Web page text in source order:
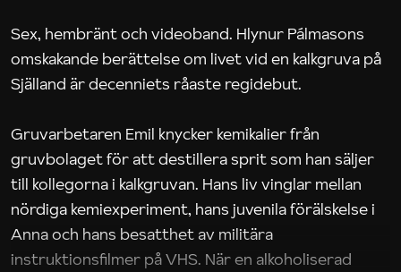
Sex, hembränt och videoband. Hlynur Pálmasons
omskakande berättelse om livet vid en kalkgruva på
Själland är decenniets råaste regidebut.
Gruvarbetaren Emil knycker kemikalier från
gruvbolaget för att destillera sprit som han säljer
till kollegorna i kalkgruvan. Hans liv vinglar mellan
nördiga kemiexperiment, hans juvenila förälskelse i
Anna och hans besatthet av militära
instruktionsfilmer på VHS. När en alkoholiserad